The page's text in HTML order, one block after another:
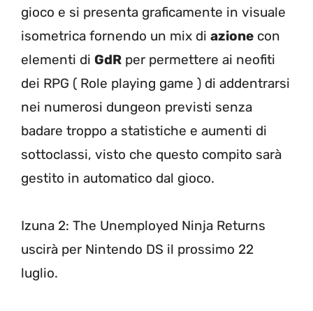
gioco e si presenta graficamente in visuale
isometrica fornendo un mix di azione con
elementi di GdR per permettere ai neofiti
dei RPG ( Role playing game ) di addentrarsi
nei numerosi dungeon previsti senza
badare troppo a statistiche e aumenti di
sottoclassi, visto che questo compito sarà
gestito in automatico dal gioco.
Izuna 2: The Unemployed Ninja Returns
uscirà per Nintendo DS il prossimo 22
luglio.